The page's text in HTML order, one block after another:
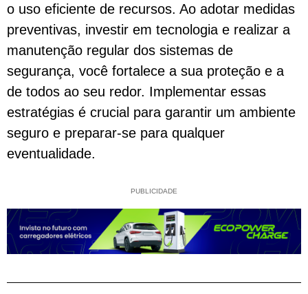
o uso eficiente de recursos. Ao adotar medidas
preventivas, investir em tecnologia e realizar a
manutenção regular dos sistemas de
segurança, você fortalece a sua proteção e a
de todos ao seu redor. Implementar essas
estratégias é crucial para garantir um ambiente
seguro e preparar-se para qualquer
eventualidade.
PUBLICIDADE